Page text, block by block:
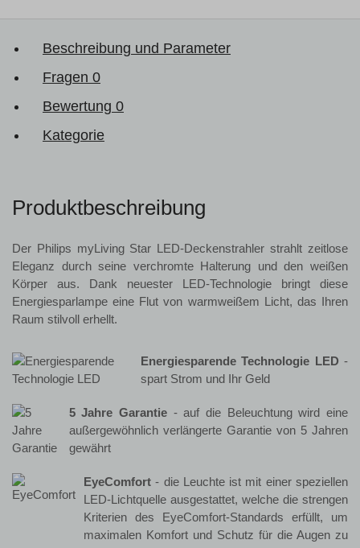
Beschreibung und Parameter
Fragen 0
Bewertung 0
Kategorie
Produktbeschreibung
Der Philips myLiving Star LED-Deckenstrahler strahlt zeitlose
Eleganz durch seine verchromte Halterung und den weißen
Körper aus. Dank neuester LED-Technologie bringt diese
Energiesparlampe eine Flut von warmweißem Licht, das Ihren
Raum stilvoll erhellt.
Energiesparende Technologie LED -
spart Strom und Ihr Geld
5 Jahre Garantie - auf die Beleuchtung wird eine
außergewöhnlich verlängerte Garantie von 5 Jahren
gewährt
EyeComfort - die Leuchte ist mit einer speziellen
LED-Lichtquelle ausgestattet, welche die strengen
Kriterien des EyeComfort-Standards erfüllt, um
maximalen Komfort und Schutz für die Augen zu